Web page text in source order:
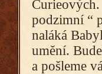
podzimní “
naláká
umění.
a pošleme